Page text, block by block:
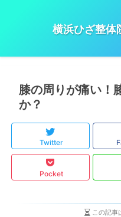
横浜ひざ整体
膝の周りが痛い！
か？
Twitter
Pocket
この記事